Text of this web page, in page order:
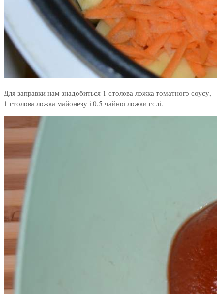
Для заправки нам знадобиться 1 столова ложка томатного соусу,
1 столова ложка майонезу і 0,5 чайної ложки солі.